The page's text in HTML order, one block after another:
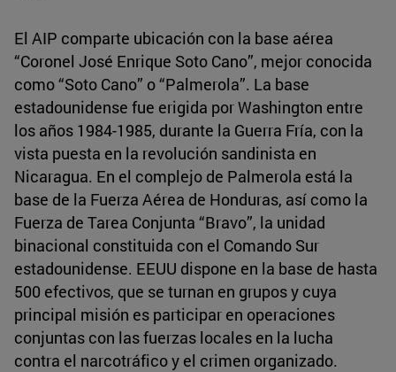
El AIP comparte ubicación con la base aérea
“Coronel José Enrique Soto Cano”, mejor conocida
como “Soto Cano” o “Palmerola”. La base
estadounidense fue erigida por Washington entre
los años 1984-1985, durante la Guerra Fría, con la
vista puesta en la revolución sandinista en
Nicaragua. En el complejo de Palmerola está la
base de la Fuerza Aérea de Honduras, así como la
Fuerza de Tarea Conjunta “Bravo”, la unidad
binacional constituida con el Comando Sur
estadounidense. EEUU dispone en la base de hasta
500 efectivos, que se turnan en grupos y cuya
principal misión es participar en operaciones
conjuntas con las fuerzas locales en la lucha
contra el narcotráfico y el crimen organizado.